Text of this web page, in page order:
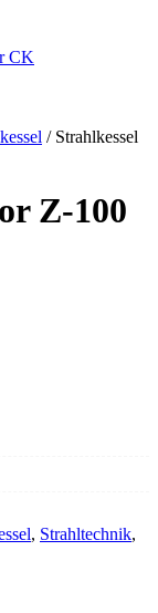
CK
/ Strahlkessel
Z-100
, Strahltechnik,